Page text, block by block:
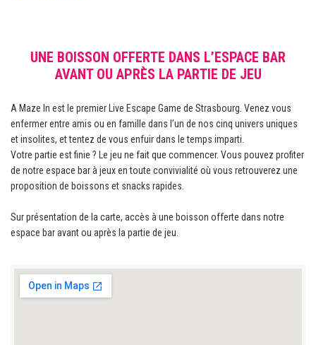
UNE BOISSON OFFERTE DANS L’ESPACE BAR
AVANT OU APRÈS LA PARTIE DE JEU
A Maze In est le premier Live Escape Game de Strasbourg. Venez vous
enfermer entre amis ou en famille dans l’un de nos cinq univers uniques
et insolites, et tentez de vous enfuir dans le temps imparti.
Votre partie est finie ? Le jeu ne fait que commencer. Vous pouvez profiter
de notre espace bar à jeux en toute convivialité où vous retrouverez une
proposition de boissons et snacks rapides.
Sur présentation de la carte, accès à une boisson offerte dans notre
espace bar avant ou après la partie de jeu.